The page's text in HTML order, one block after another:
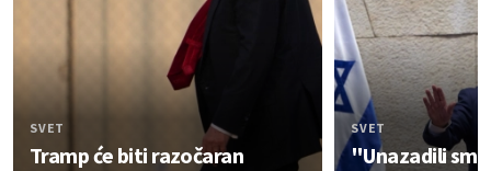
SVET
Tramp će biti razočaran
SVET
"Unazadili